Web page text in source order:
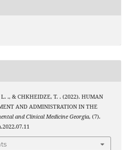
., & CHKHEIDZE, T. . (2022). HUMAN
AND ADMINISTRATION IN THE
and Clinical Medicine Georgia, (7).